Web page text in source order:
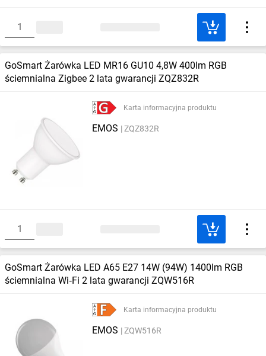
GoSmart Żarówka LED MR16 GU10 4,8W 400lm RGB
ściemnialna Zigbee 2 lata gwarancji ZQZ832R
Karta informacyjna produktu
EMOS ZQZ832R
GoSmart Żarówka LED A65 E27 14W (94W) 1400lm RGB
ściemnialna Wi‑Fi 2 lata gwarancji ZQW516R
Karta informacyjna produktu
EMOS ZQW516R